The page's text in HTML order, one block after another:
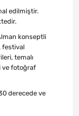
edilmiştir.
konseptli
festival
temalı
ve fotoğraf
derecede ve